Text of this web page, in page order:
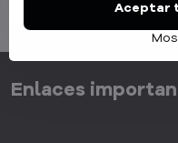
Enlaces
Aceptar